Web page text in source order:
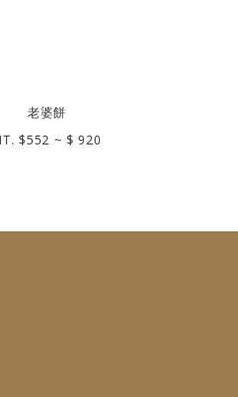
老婆餅
$552 ~ $ 920